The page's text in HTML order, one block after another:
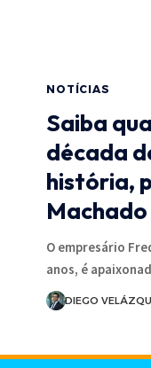
NOTÍCIAS
Saiba
década
história,
O empresário
anos, é
DIEGO